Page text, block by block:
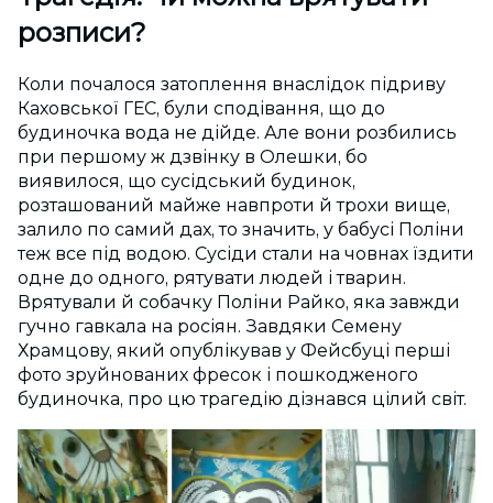
розписи?
Коли почалося затоплення внаслідок підриву
Каховської ГЕС, були сподівання, що до
будиночка вода не дійде. Але вони розбились
при першому ж дзвінку в Олешки, бо
виявилося, що сусідський будинок,
розташований майже навпроти й трохи вище,
залило по самий дах, то значить, у бабусі Поліни
теж все під водою. Сусіди стали на човнах їздити
одне до одного, рятувати людей і тварин.
Врятували й собачку Поліни Райко, яка завжди
гучно гавкала на росіян. Завдяки Семену
Храмцову, який опублікував у Фейсбуці перші
фото зруйнованих фресок і пошкодженого
будиночка, про цю трагедію дізнався цілий світ.